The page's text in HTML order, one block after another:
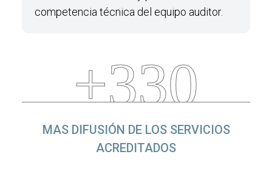
competencia técnica del equipo auditor.
+330
MAS DIFUSIÓN DE LOS SERVICIOS
ACREDITADOS